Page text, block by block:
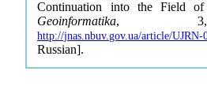
Continuation into the Field of
Geoinformatika, 3,
http://jnas.nbuv.gov.ua/article/UJRN-
Russian].